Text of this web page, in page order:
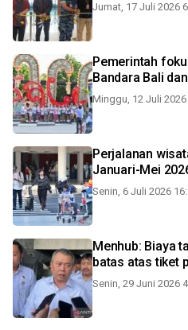
Jumat, 17 Juli 2026
Pemerintah
Bandara Bali
Minggu, 12 Juli 2026
Perjalanan
Januari-Mei
Senin, 6 Juli 2026
Menhub: Biaya
batas atas tiket
Senin, 29 Juni 2026